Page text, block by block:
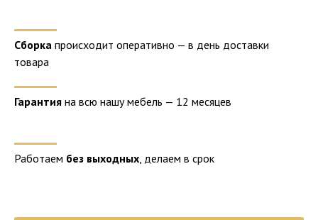
Сборка происходит оперативно — в день доставки
товара
Гарантия на всю нашу мебель — 12 месяцев
Работаем без выходных, делаем в срок